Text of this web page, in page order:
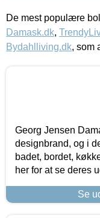
De mest populære
Damask.dk,
Bydahlliving.dk, som
Georg Jensen
designbrand, og i
badet, bordet,
her for at se deres
Se